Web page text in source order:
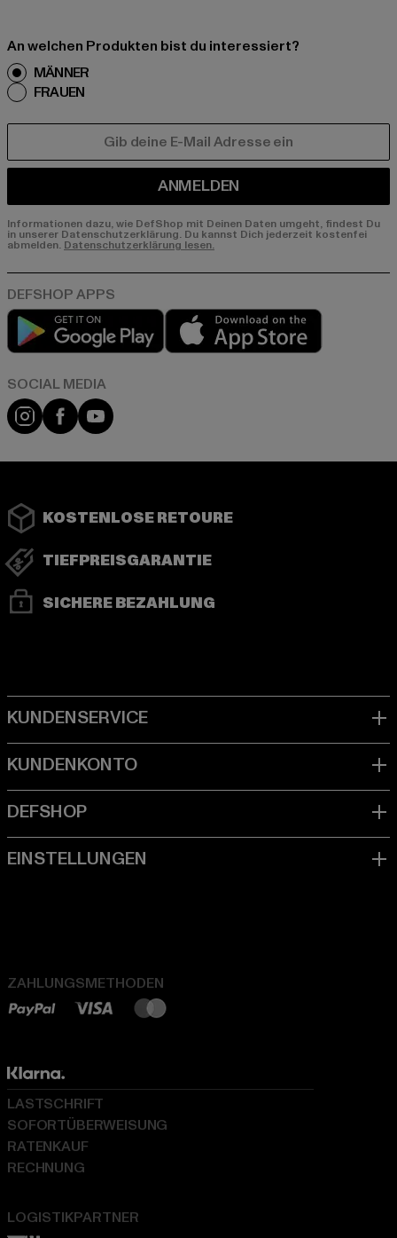
An welchen Produkten bist du interessiert?
MÄNNER
FRAUEN
ANMELDEN
Informationen dazu, wie DefShop mit Deinen Daten umgeht, findest Du
in unserer Datenschutzerklärung. Du kannst Dich jederzeit kostenfei
abmelden. Datenschutzerklärung lesen.
Play market
Instagram
FacebookYouTube
KOSTENLOSE RETOURE
TIEFPREISGARANTIE
SICHERE BEZAHLUNG
ZAHLUNGSMETHODEN
LOGISTIKPARTNER
LASTSCHRIFT
SOFORTÜBERWEISUNG
RATENKAUF
RECHNUNG